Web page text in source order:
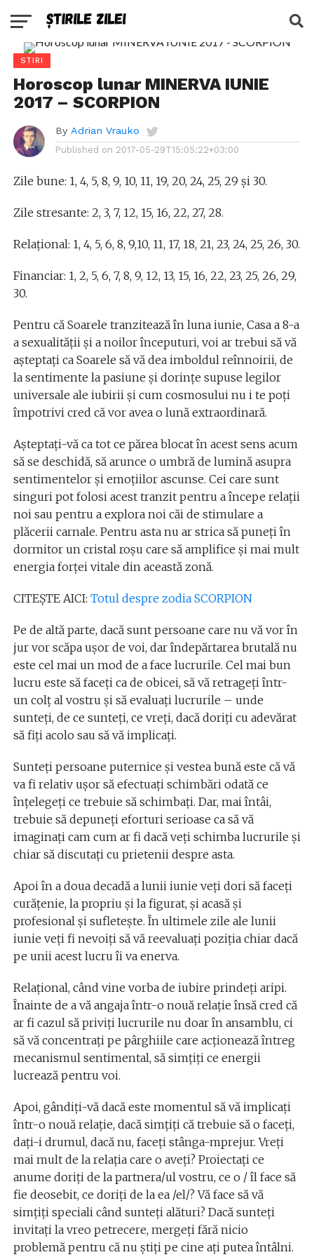
STIRI
Horoscop lunar MINERVA IUNIE
2017 – SCORPION
By Adrian Vrauko
Published on 2017-05-29T15:05:22+03:00
Zile bune: 1, 4, 5, 8, 9, 10, 11, 19, 20, 24, 25, 29 şi 30.
Zile stresante: 2, 3, 7, 12, 15, 16, 22, 27, 28.
Relaţional: 1, 4, 5, 6, 8, 9,10, 11, 17, 18, 21, 23, 24, 25, 26, 30.
Financiar: 1, 2, 5, 6, 7, 8, 9, 12, 13, 15, 16, 22, 23, 25, 26, 29,
30.
Pentru că Soarele tranzitează în luna iunie, Casa a 8-a
a sexualităţii şi a noilor începuturi, voi ar trebui să vă
aşteptaţi ca Soarele să vă dea imboldul reînnoirii, de
la sentimente la pasiune şi dorinţe supuse legilor
universale ale iubirii şi cum cosmosului nu i te poţi
împotrivi cred că vor avea o lună extraordinară.
Aşteptaţi-vă ca tot ce părea blocat în acest sens acum
să se deschidă, să arunce o umbră de lumină asupra
sentimentelor şi emoţiilor ascunse. Cei care sunt
singuri pot folosi acest tranzit pentru a începe relaţii
noi sau pentru a explora noi căi de stimulare a
plăcerii carnale. Pentru asta nu ar strica să puneţi în
dormitor un cristal roşu care să amplifice și mai mult
energia forței vitale din această zonă.
CITEȘTE AICI: Totul despre zodia SCORPION
Pe de altă parte, dacă sunt persoane care nu vă vor în
jur vor scăpa uşor de voi, dar îndepărtarea brutală nu
este cel mai un mod de a face lucrurile. Cel mai bun
lucru este să faceţi ca de obicei, să vă retrageţi într-
un colţ al vostru şi să evaluaţi lucrurile – unde
sunteţi, de ce sunteţi, ce vreţi, dacă doriţi cu adevărat
să fiţi acolo sau să vă implicaţi.
Sunteţi persoane puternice şi vestea bună este că vă
va fi relativ ușor să efectuaţi schimbări odată ce
înţelegeţi ce trebuie să schimbaţi. Dar, mai întâi,
trebuie să depuneţi eforturi serioase ca să vă
imaginaţi cam cum ar fi dacă veţi schimba lucrurile şi
chiar să discutaţi cu prietenii despre asta.
Apoi în a doua decadă a lunii iunie veți dori să faceţi
curăţenie, la propriu şi la figurat, şi acasă şi
profesional şi sufleteşte. În ultimele zile ale lunii
iunie veţi fi nevoiţi să vă reevaluaţi poziţia chiar dacă
pe unii acest lucru îi va enerva.
Relaţional, când vine vorba de iubire prindeţi aripi.
Înainte de a vă angaja într-o nouă relaţie însă cred că
ar fi cazul să priviţi lucrurile nu doar în ansamblu, ci
să vă concentraţi pe pârghiile care acţionează întreg
mecanismul sentimental, să simţiţi ce energii
lucrează pentru voi.
Apoi, gândiţi-vă dacă este momentul să vă implicaţi
într-o nouă relaţie, dacă simţiţi că trebuie să o faceţi,
daţi-i drumul, dacă nu, faceţi stânga-mprejur. Vreţi
mai mult de la relaţia care o aveţi? Proiectaţi ce
anume doriţi de la partnera/ul vostru, ce o / îl face să
fie deosebit, ce doriţi de la ea /el/? Vă face să vă
simţiţi speciali când sunteţi alături? Dacă sunteţi
invitaţi la vreo petrecere, mergeţi fără nicio
problemă pentru că nu ştiţi pe cine aţi putea întâlni.